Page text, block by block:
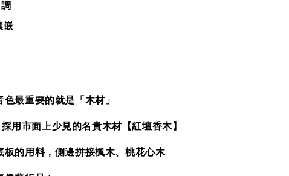
嵌
色最重要的就是「木材」
用市面上少見的名貴木材【紅壇香木】
板的用料，側邊拼接楓木、桃花心木